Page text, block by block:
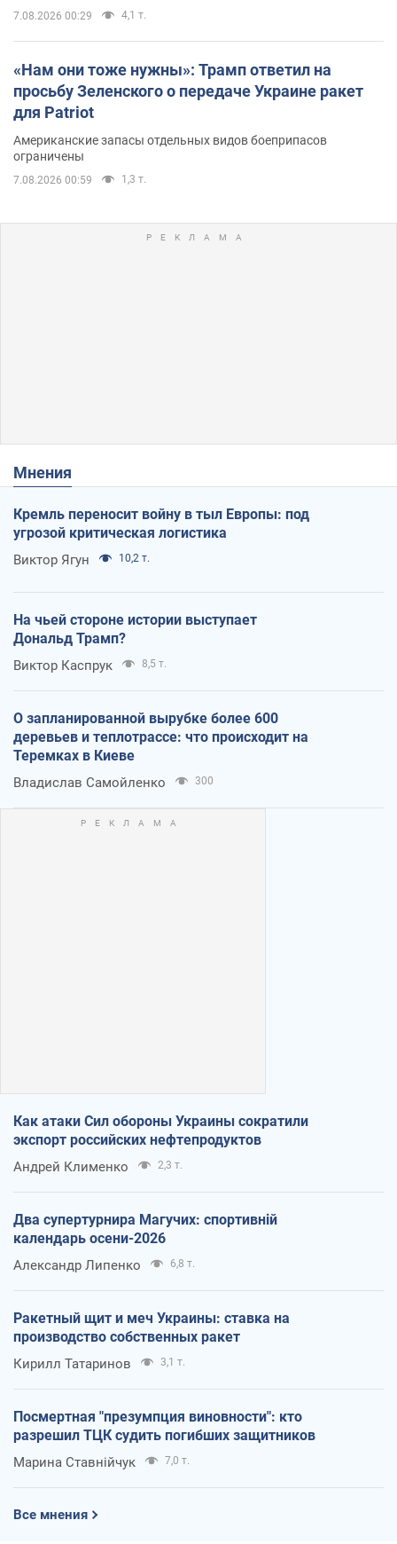
7.08.2026 00:29 4,1 т.
«Нам они тоже нужны»: Трамп ответил на
просьбу Зеленского о передаче Украине ракет
для Patriot
Американские запасы отдельных видов боеприпасов
ограничены
7.08.2026 00:59 1,3 т.
Мнения
Кремль переносит войну в тыл Европы: под
угрозой критическая логистика
Виктор Ягун 10,2 т.
На чьей стороне истории выступает
Дональд Трамп?
Виктор Каспрук 8,5 т.
О запланированной вырубке более 600
деревьев и теплотрассе: что происходит на
Теремках в Киеве
Владислав Самойленко 300
Как атаки Сил обороны Украины сократили
экспорт российских нефтепродуктов
Андрей Клименко 2,3 т.
Два супертурнира Магучих: спортивній
календарь осени-2026
Александр Липенко 6,8 т.
Ракетный щит и меч Украины: ставка на
производство собственных ракет
Кирилл Татаринов 3,1 т.
Посмертная "презумпция виновности": кто
разрешил ТЦК судить погибших защитников
Марина Ставнійчук 7,0 т.
Все мнения